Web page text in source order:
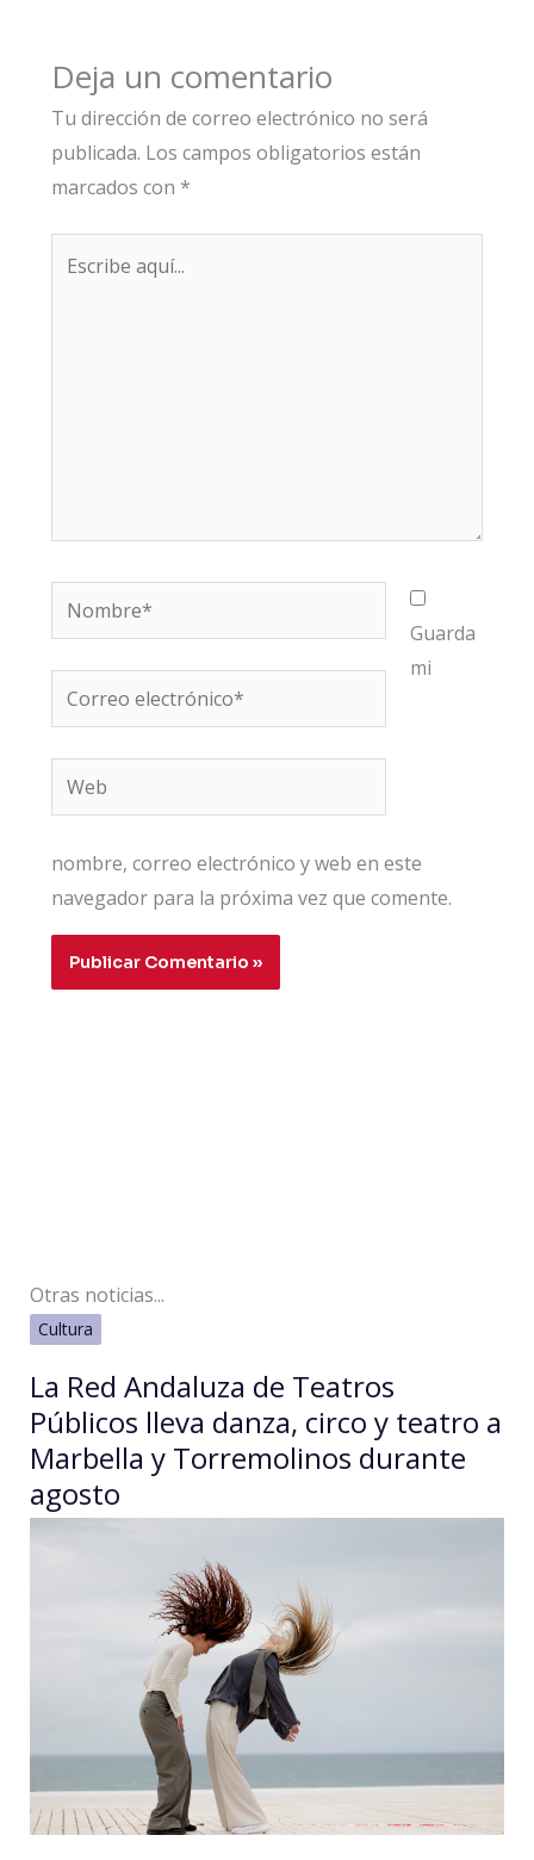
Deja un comentario
Tu dirección de correo electrónico no será
publicada. Los campos obligatorios están
marcados con *
Nombre*
Correo
electrónico*
Web
Guarda
mi
nombre, correo electrónico y web en este
navegador para la próxima vez que comente.
Otras noticias...
Cultura
La Red Andaluza de Teatros
Públicos lleva danza, circo y teatro a
Marbella y Torremolinos durante
agosto